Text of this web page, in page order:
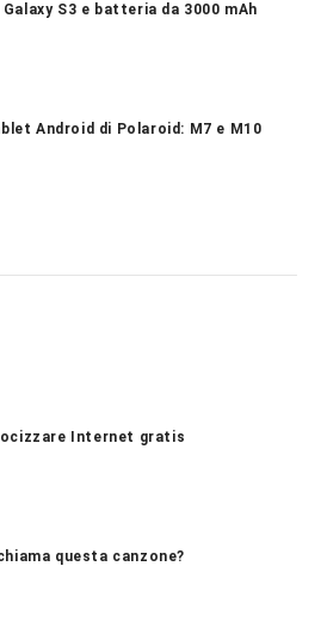
Galaxy S3 e batteria da 3000 mAh
Android di Polaroid: M7 e M10
Internet gratis
questa canzone?